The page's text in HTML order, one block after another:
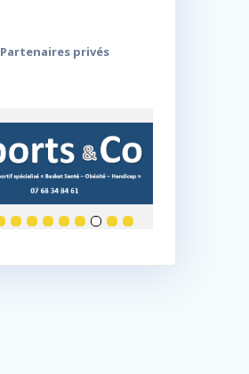
Partenaires privés